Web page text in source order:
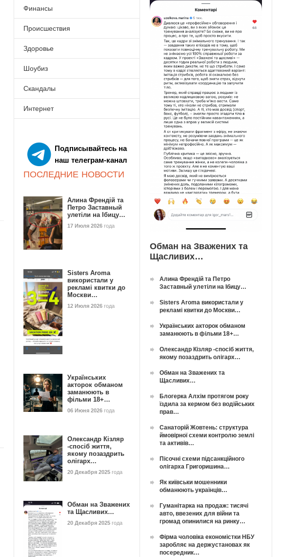
Финансы
Происшествия
Здоровье
Шоубиз
Скандалы
Интернет
Подписывайтесь на
наш телеграм-канал
ПОСЛЕДНИЕ НОВОСТИ
Алина Френдій та
Петро Заставный
улетіли на Ібицу…
17 Июля 2026 года
Sisters Aroma
використали у
рекламі квитки до
Москви…
12 Июля 2026 года
Українських
акторок обманом
заманюють в
фільми 18+…
06 Июня 2026 года
Олександр Кізляр
-спосіб життя,
якому позаздрить
олігарх…
20 Декабря 2025 года
Обман на Зважених
та Щасливих…
20 Декабря 2025 года
Обман на Зважених та
Щасливих…
Алина Френдій та Петро
Заставный улетіли на Ібицу…
Sisters Aroma використали у
рекламі квитки до Москви…
Українських акторок обманом
заманюють в фільми 18+…
Олександр Кізляр -спосіб життя,
якому позаздрить олігарх…
Обман на Зважених та
Щасливих…
Блогерка Алхім протягом року
їздила за кермом без водійських
прав…
Санаторій Жовтень: структура
ймовірної схеми контролю землі
та активів…
Пісочні схеми підсанкційного
олігарха Григоришина…
Як київськи мошенники
обманюють українців…
Гуманітарка на продаж: тисячі
авто, ввезених для війни та
громад опинилися на ринку…
Фірма чоловіка економістки НБУ
заробляє на держустановах як
посередник…